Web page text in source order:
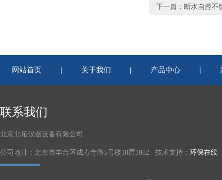
下一篇： 断水自控不
网站首页 | 关于我们 | 产品中心 |
联系我们
北京北拓仪器设备有限公司
公司地址：北京市丰台区成寿寺路5号楼18层1802 技术支持： 环保在线